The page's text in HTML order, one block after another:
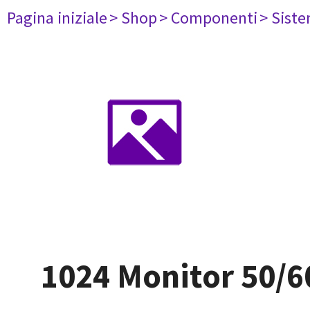
Pagina iniziale> Shop> Componenti>
1024 Monitor 50/